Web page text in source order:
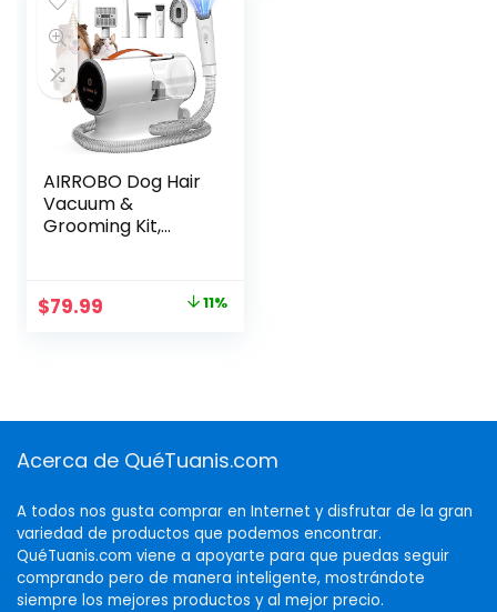
AIRROBO Dog Hair
Vacuum &
Grooming Kit,
Vacuum, 2L Large
Capacity for
$79.99 11%
Acerca de QuéTuanis.com
A todos nos gusta comprar en Internet y disfrutar de la gran
variedad de productos que podemos encontrar.
QuéTuanis.com viene a apoyarte para que puedas seguir
comprando pero de manera inteligente, mostrándote
siempre los mejores productos y al mejor precio.